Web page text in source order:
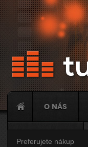
O nás
Tuning
Preferujete nákup